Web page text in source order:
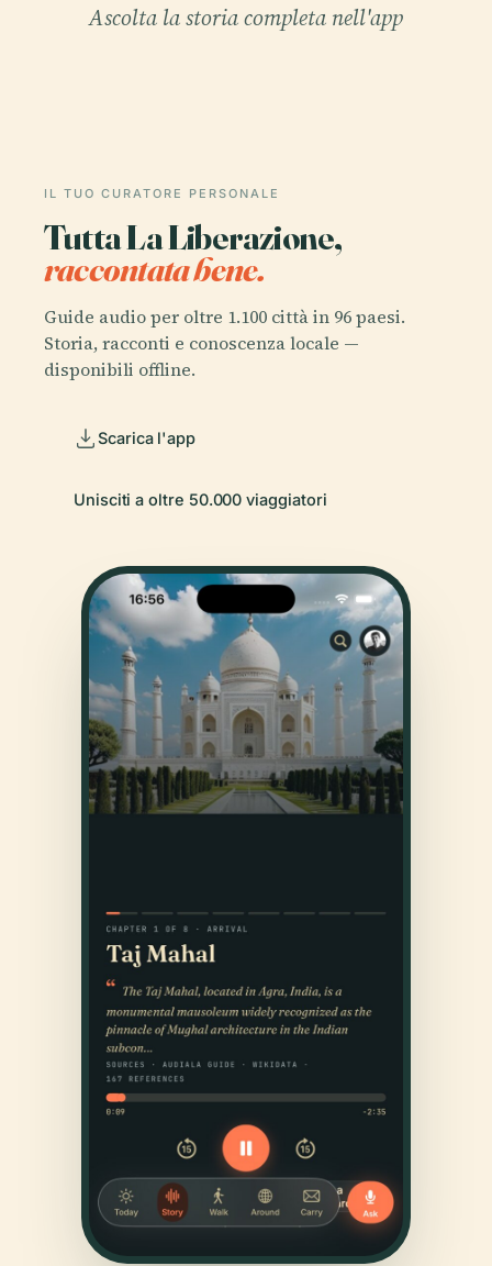
Ascolta la storia completa nell'app
IL TUO CURATORE PERSONALE
Tutta La Liberazione,
raccontata bene.
Guide audio per oltre 1.100 città in 96 paesi.
Storia, racconti e conoscenza locale —
disponibili offline.
Scarica l'app
Unisciti a oltre 50.000 viaggiatori